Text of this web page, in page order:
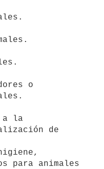
o
a la
de
para animales